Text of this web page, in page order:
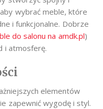
wybrać meble, które
i funkcjonalne. Dobrze
do salonu na amdk.pl)
i atmosferę.
elementów
zapewnić wygodę i styl.